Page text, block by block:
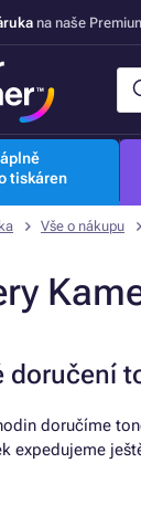
na naše
tiskáren
Vše o nákupu
doručení
doručíme
expedujeme